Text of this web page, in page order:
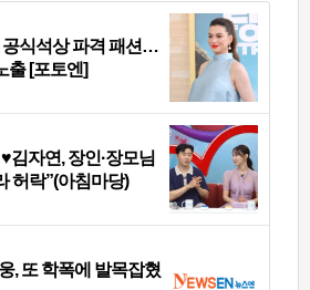
공식석상 파격 패션…
출 [포토엔]
김자연, 장인·장모님
허락”(아침마당)
, 또 학폭에 발목잡혔